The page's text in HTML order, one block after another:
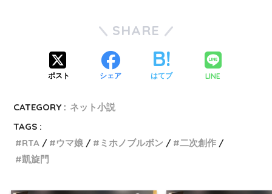
SHARE
ポスト シェア はてブ LINE
CATEGORY : ネット小説
TAGS :
RTA
ウマ娘 ミホノブルボン
二次創作
凱旋門